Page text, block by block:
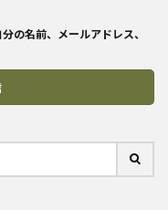
の名前、メールアドレス、